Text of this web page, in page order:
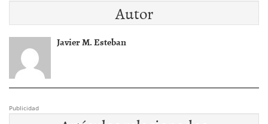
Autor
Javier M. Esteban
Publicidad